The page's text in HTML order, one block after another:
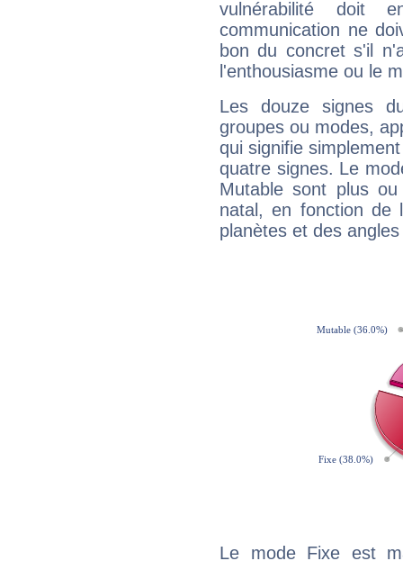
vulnérabilité doit
communication ne
bon du concret s'il
l'enthousiasme ou le
Les douze signes
groupes ou modes,
qui signifie
quatre signes. Le
Mutable sont plus
natal, en fonction de
planètes et des
Le mode Fixe est